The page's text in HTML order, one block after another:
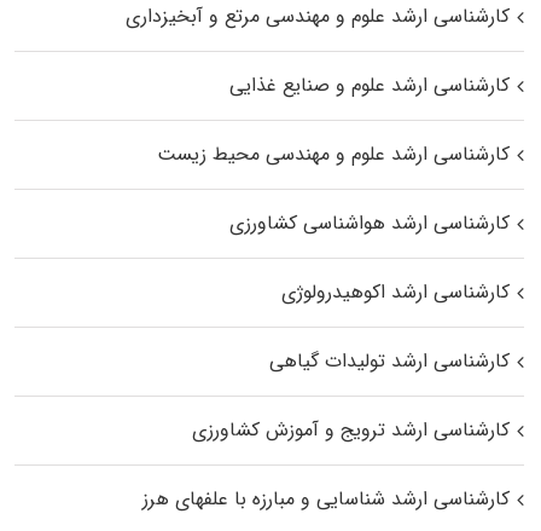
کارشناسی ارشد علوم و مهندسی مرتع و آبخیزداری
کارشناسی ارشد علوم و صنایع غذایی
کارشناسی ارشد علوم و مهندسی محیط زیست
کارشناسی ارشد هواشناسی کشاورزی
کارشناسی ارشد اکوهیدرولوژی
کارشناسی ارشد تولیدات گیاهی
کارشناسی ارشد ترویج و آموزش کشاورزی
کارشناسی ارشد شناسایی و مبارزه با علفهای هرز